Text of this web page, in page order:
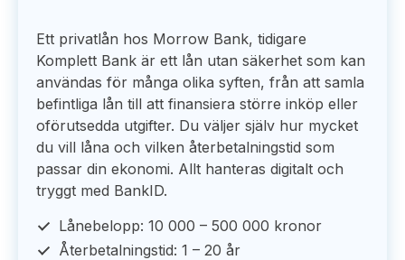
Ett privatlån hos Morrow Bank, tidigare
Komplett Bank är ett lån utan säkerhet som kan
användas för många olika syften, från att samla
befintliga lån till att finansiera större inköp eller
oförutsedda utgifter. Du väljer själv hur mycket
du vill låna och vilken återbetalningstid som
passar din ekonomi. Allt hanteras digitalt och
tryggt med BankID.
Lånebelopp: 10 000 – 500 000 kronor
Återbetalningstid: 1 – 20 år